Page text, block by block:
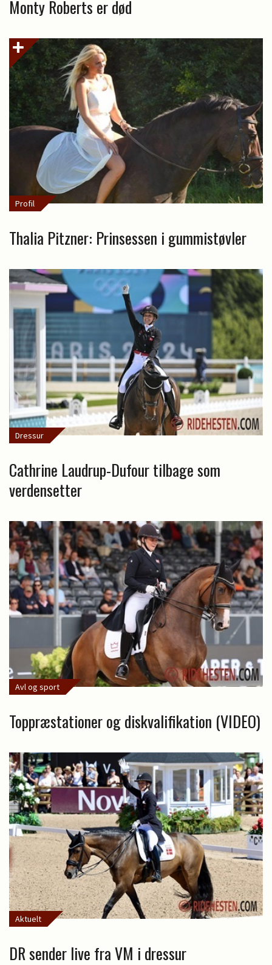
Monty Roberts er død
Profil
Thalia Pitzner: Prinsessen i gummistøvler
Dressur
Cathrine Laudrup-Dufour tilbage som
verdensetter
Avl og sport
Toppræstationer og diskvalifikation (VIDEO)
Aktuelt
DR sender live fra VM i dressur